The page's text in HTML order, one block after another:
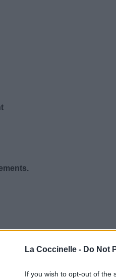
La Coccinelle - Do Not
If you wish to opt-out of the